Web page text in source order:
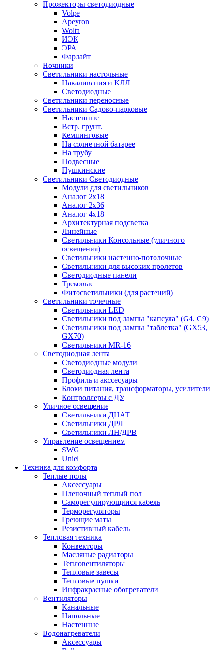
Прожекторы светодиодные
Volpe
Apeyron
Wolta
ИЭК
ЭРА
Фарлайт
Ночники
Светильники настольные
Накаливания и КЛЛ
Светодиодные
Светильники переносные
Светильники Садово-парковые
Настенные
Встр. грунт.
Кемпинговые
На солнечной батарее
На трубу
Подвесные
Пушкинские
Светильники Светодиодные
Модули для светильников
Аналог 2х18
Аналог 2х36
Аналог 4х18
Архитектурная подсветка
Линейные
Светильники Консольные (уличного
освещения)
Светильники настенно-потолочные
Светильники для высоких пролетов
Светодиодные панели
Трековые
Фитосветильники (для растений)
Светильники точечные
Светильники LED
Светильники под лампы "капсула" (G4. G9)
Светильники под лампы "таблетка" (GX53,
GX70)
Светильники MR-16
Светодиодная лента
Светодиодные модули
Светодиодная лента
Профиль и акссесуары
Блоки питания, трансформаторы, усилители
Контроллеры с ДУ
Уличное освещение
Светильники ДНАТ
Светильники ДРЛ
Светильники ЛН/ДРВ
Управление освещением
SWG
Uniel
Техника для комфорта
Теплые полы
Аксессуары
Пленочный теплый пол
Саморегулирующийся кабель
Терморегуляторы
Греющие маты
Резистивный кабель
Тепловая техника
Конвекторы
Масляные радиаторы
Тепловентиляторы
Тепловые завесы
Тепловые пушки
Инфракрасные обогреватели
Вентиляторы
Канальные
Напольные
Настенные
Водонагреватели
Аксессуары